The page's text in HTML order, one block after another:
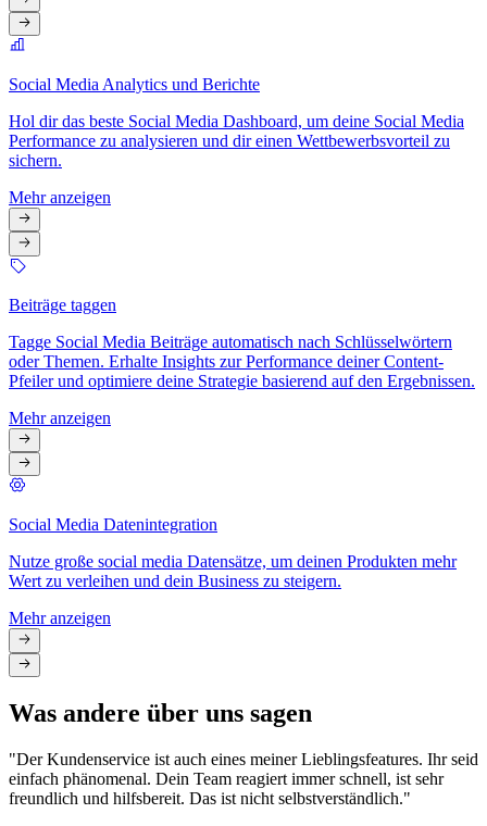
Social Media Analytics und Berichte
Hol dir das beste Social Media Dashboard, um deine Social Media
Performance zu analysieren und dir einen Wettbewerbsvorteil zu
sichern.
Mehr anzeigen
Beiträge taggen
Tagge Social Media Beiträge automatisch nach Schlüsselwörtern
oder Themen. Erhalte Insights zur Performance deiner Content-
Pfeiler und optimiere deine Strategie basierend auf den Ergebnissen.
Mehr anzeigen
Social Media Datenintegration
Nutze große social media Datensätze, um deinen Produkten mehr
Wert zu verleihen und dein Business zu steigern.
Mehr anzeigen
Was andere über uns sagen
"Der Kundenservice ist auch eines meiner Lieblingsfeatures. Ihr seid
einfach phänomenal. Dein Team reagiert immer schnell, ist sehr
freundlich und hilfsbereit. Das ist nicht selbstverständlich."